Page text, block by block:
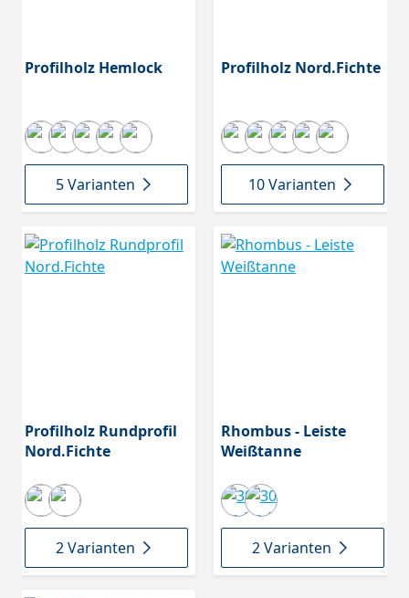
Profilholz Hemlock
5 Varianten
Profilholz Nord.Fichte
10 Varianten
Profilholz Rundprofil
Nord.Fichte
2 Varianten
Rhombus - Leiste
Weißtanne
2 Varianten